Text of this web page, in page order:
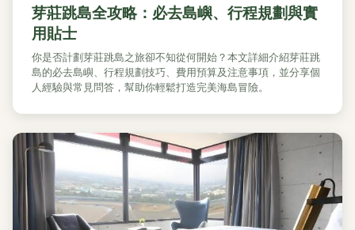
芽莊跳島全攻略：必去島嶼、行程規劃與實
用貼士
你是否計劃芽莊跳島之旅卻不知從何開始？本文詳細介紹芽莊跳
島的必去島嶼、行程規劃技巧、費用預算及注意事項，並分享個
人經驗與常見問答，幫助你輕鬆打造完美海島冒險。